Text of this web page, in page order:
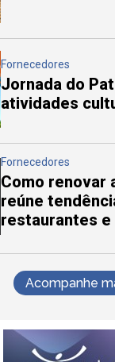
Fornecedores
Jornada do
atividades
Fornecedores
Como renovar
reúne
restaurantes
Acompanhe